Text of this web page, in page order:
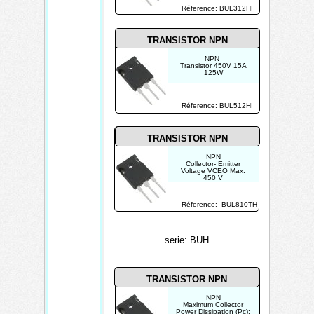
TRANSISTOR NPN
TRANSISTOR NPN
Current: 5 A
NPN
Collector- Emitter
Voltage VCEO Max:
450 V
Current: 15 A
Pd - Power Dissipation:
NPN
Transistor 450V 15A
125W
Réference: BUL512HI
Réference: BUL312HI
Réference: BUL810TH
TRANSISTOR NPN
NPN
Maximum Collector
Power Dissipation (Pc):
serie: BUH